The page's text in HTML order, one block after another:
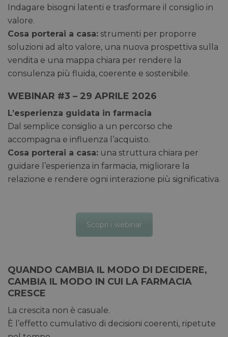
Indagare bisogni latenti e trasformare il consiglio in
valore.
Cosa porterai a casa: strumenti per proporre
soluzioni ad alto valore, una nuova prospettiva sulla
vendita e una mappa chiara per rendere la
consulenza più fluida, coerente e sostenibile.
WEBINAR #3 – 29 APRILE 2026
L’esperienza guidata in farmacia
Dal semplice consiglio a un percorso che
accompagna e influenza l’acquisto.
Cosa porterai a casa: una struttura chiara per
guidare l’esperienza in farmacia, migliorare la
relazione e rendere ogni interazione più significativa.
Scopri i webinar
QUANDO CAMBIA IL MODO DI DECIDERE,
CAMBIA IL MODO IN CUI LA FARMACIA
CRESCE
La crescita non è casuale.
È l’effetto cumulativo di decisioni coerenti, ripetute
__cf_bm
Cloudflare Inc.
29 minuti
_GRECAPTCHA
Google LLC
www.google.com
5 mesi 4
settimane
scopo